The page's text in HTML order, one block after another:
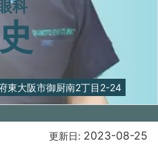
科
東大阪市御厨南2丁目2-24
更新日: 2023-08-25